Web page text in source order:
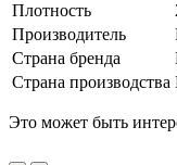
Плотность
Производитель
Страна бренда
Страна производства
Это может быть